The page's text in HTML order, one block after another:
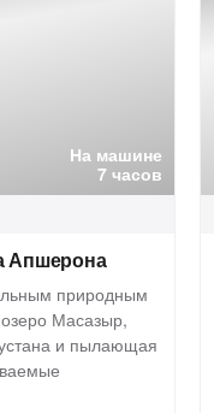
На машине
7 часов
Апшерона
природным
Масазыр,
и пылающая